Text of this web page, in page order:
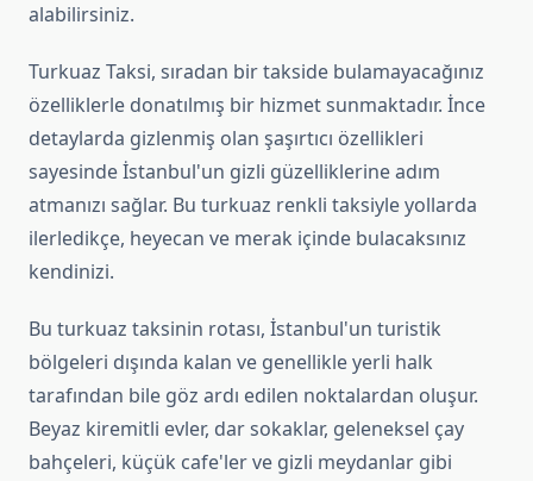
alabilirsiniz.
Turkuaz Taksi, sıradan bir takside bulamayacağınız
özelliklerle donatılmış bir hizmet sunmaktadır. İnce
detaylarda gizlenmiş olan şaşırtıcı özellikleri
sayesinde İstanbul'un gizli güzelliklerine adım
atmanızı sağlar. Bu turkuaz renkli taksiyle yollarda
ilerledikçe, heyecan ve merak içinde bulacaksınız
kendinizi.
Bu turkuaz taksinin rotası, İstanbul'un turistik
bölgeleri dışında kalan ve genellikle yerli halk
tarafından bile göz ardı edilen noktalardan oluşur.
Beyaz kiremitli evler, dar sokaklar, geleneksel çay
bahçeleri, küçük cafe'ler ve gizli meydanlar gibi